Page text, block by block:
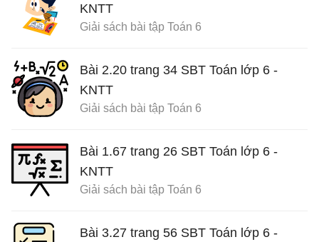
KNTT
Giải sách bài tập Toán 6
Bài 2.20 trang 34 SBT Toán lớp 6 -
KNTT
Giải sách bài tập Toán 6
Bài 1.67 trang 26 SBT Toán lớp 6 -
KNTT
Giải sách bài tập Toán 6
Bài 3.27 trang 56 SBT Toán lớp 6 -